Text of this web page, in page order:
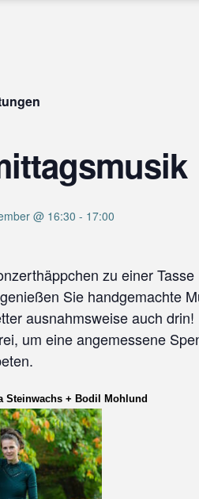
@ 16:30 - 17:00
zu einer
Sie handgemachte
ausnahmsweise auch drin!
um eine angemessene
Steinwachs + Bodil Mohlund